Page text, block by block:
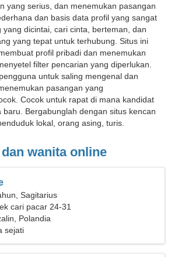
yang serius, dan menemukan pasangan
dan basis data profil yang sangat
yang dicintai, cari cinta, berteman, dan
yang tepat untuk terhubung. Situs ini
profil pribadi dan menemukan
filter pencarian yang diperlukan.
untuk saling mengenal dan
pasangan yang
Cocok untuk rapat di mana kandidat
baru. Bergabunglah dengan situs kencan
lokal, orang asing, turis.
wanita online
Sagitarius
cari pacar 24-31
Polandia
sejati